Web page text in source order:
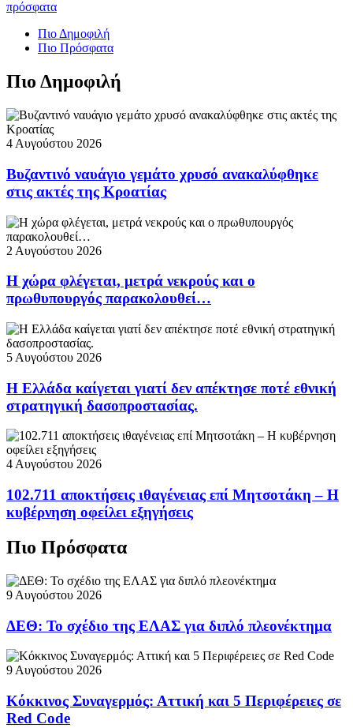
πρόσφατα
Πιο Δημοφιλή
Πιο Πρόσφατα
Πιο Δημοφιλή
4 Αυγούστου 2026
Βυζαντινό ναυάγιο γεμάτο χρυσό ανακαλύφθηκε
στις ακτές της Κροατίας
2 Αυγούστου 2026
Η χώρα φλέγεται, μετρά νεκρούς και ο
πρωθυπουργός παρακολουθεί…
5 Αυγούστου 2026
Η Ελλάδα καίγεται γιατί δεν απέκτησε ποτέ εθνική
στρατηγική δασοπροστασίας.
4 Αυγούστου 2026
102.711 αποκτήσεις ιθαγένειας επί Μητσοτάκη – Η
κυβέρνηση οφείλει εξηγήσεις
Πιο Πρόσφατα
9 Αυγούστου 2026
ΔΕΘ: Το σχέδιο της ΕΛΑΣ για διπλό πλεονέκτημα
9 Αυγούστου 2026
Κόκκινος Συναγερμός: Αττική και 5 Περιφέρειες σε
Red Code